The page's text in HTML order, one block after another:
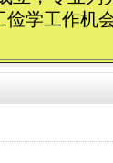
俭学工作机